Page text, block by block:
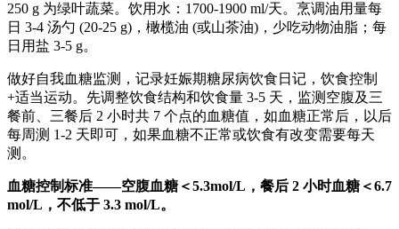
250 g 为绿叶蔬菜。饮用水：1700-1900 ml/天。烹调油用量每
日 3-4 汤勺 (20-25 g)，橄榄油 (或山茶油)，少吃动物油脂；每
日用盐 3-5 g。
做好自我血糖监测，记录妊娠期糖尿病饮食日记，饮食控制
+适当运动。先调整饮食结构和饮食量 3-5 天，监测空腹及三
餐前、三餐后 2 小时共 7 个点的血糖值，如血糖正常后，以后
每周测 1-2 天即可，如果血糖不正常或饮食有改变需要每天
测。
血糖控制标准——空腹血糖＜5.3mol/L，餐后 2 小时血糖＜6.7
mol/L，不低于 3.3 mol/L。